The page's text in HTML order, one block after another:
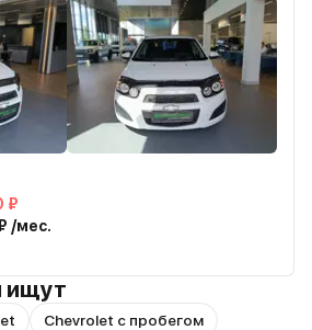
₽
/мес.
ищут
Chevrolet с пробегом